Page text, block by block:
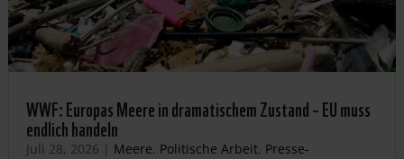
WWF: Europas Meere in dramatischem Zustand – EU muss
endlich handeln
Juli 28, 2026 | Meere, Politische Arbeit, Presse-